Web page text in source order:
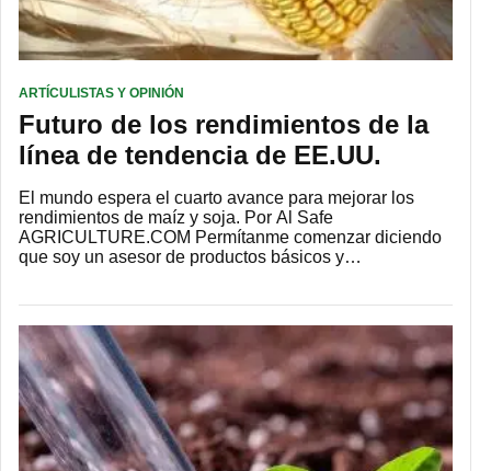
ARTÍCULISTAS Y OPINIÓN
Futuro de los rendimientos de la
línea de tendencia de EE.UU.
El mundo espera el cuarto avance para mejorar los
rendimientos de maíz y soja. Por Al Safe
AGRICULTURE.COM Permítanme comenzar diciendo
que soy un asesor de productos básicos y…